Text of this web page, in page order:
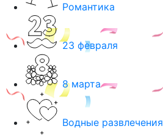
Романтика
23 февраля
8 марта
Водные развлечения